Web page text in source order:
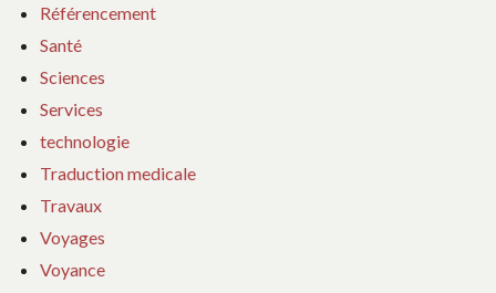
Référencement
Santé
Sciences
Services
technologie
Traduction medicale
Travaux
Voyages
Voyance